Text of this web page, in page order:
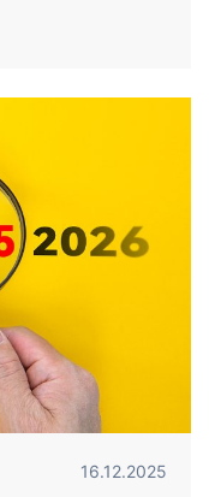
16.12.2025